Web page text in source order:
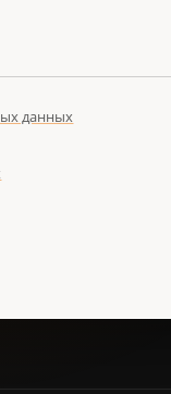
данных